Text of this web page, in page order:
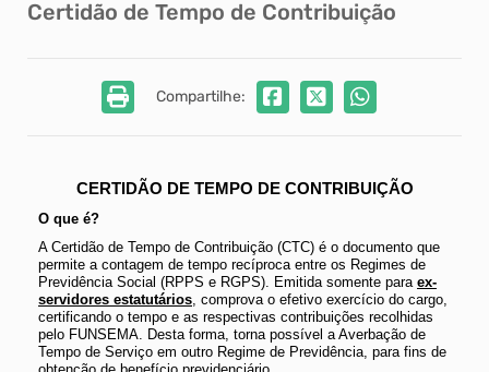
Certidão de Tempo de Contribuição
Compartilhe:
CERTIDÃO DE TEMPO DE CONTRIBUIÇÃO
O que é?
A Certidão de Tempo de Contribuição (CTC) é o documento que
permite a contagem de tempo recíproca entre os Regimes de
Previdência Social (RPPS e RGPS). Emitida somente para ex-
servidores estatutários, comprova o efetivo exercício do cargo,
certificando o tempo e as respectivas contribuições recolhidas
pelo FUNSEMA. Desta forma, torna possível a Averbação de
Tempo de Serviço em outro Regime de Previdência, para fins de